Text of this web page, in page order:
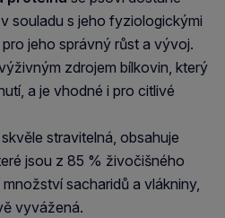
souladu s jeho fyziologickými
jeho správný růst a vývoj.
zdrojem bílkovin, který
a je vhodné i pro citlivé
stravitelná, obsahuje
jsou z 85 % živočišného
sacharidů a vlákniny,
vyvážená.